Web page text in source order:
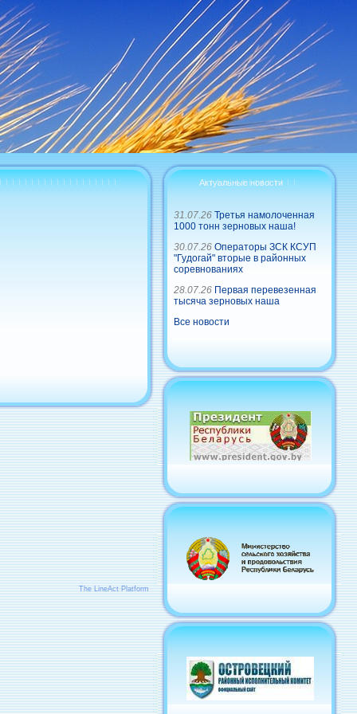
The LineAct Platform
Актуальные новости
31.07.26 Третья намолоченная
1000 тонн зерновых наша!
30.07.26 Операторы ЗСК КСУП
"Гудогай" вторые в районных
соревнованиях
28.07.26 Первая перевезенная
тысяча зерновых наша
Все новости